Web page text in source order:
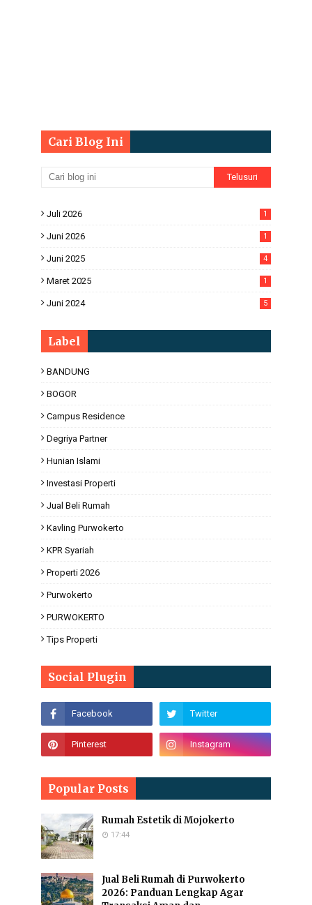
Cari Blog Ini
Juli 2026 1
Juni 2026 1
Juni 2025 4
Maret 2025 1
Juni 2024 5
Label
BANDUNG
BOGOR
Campus Residence
Degriya Partner
Hunian Islami
Investasi Properti
Jual Beli Rumah
Kavling Purwokerto
KPR Syariah
Properti 2026
Purwokerto
PURWOKERTO
Tips Properti
Social Plugin
Popular Posts
Rumah Estetik di Mojokerto
17:44
Jual Beli Rumah di Purwokerto
2026: Panduan Lengkap Agar